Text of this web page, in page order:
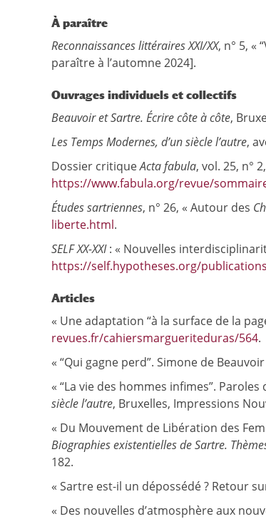
À paraître
Reconnaissances littérairesXXI/XX, n° 5, «
paraître à l’automne 2024].
Ouvrages individuels et collectifs
Beauvoir et Sartre. Écrire côte à côte,
Les Temps Modernes, d’un siècle l’autre,
Dossier critiqueActa fabula, vol. 25, n°
https://www.fabula.org/revue/
Études sartriennes, n° 26, « Autour des
liberte.html.
SELF XX-XXI: « Nouvelles
https://self.hypotheses.org/
Articles
« Une adaptation “à la surface de la
revues.fr/cahiersmargueriteduras/564.
« “Qui gagne perd”. Simone de
« “La vie des hommes infimes”. Paroles
siècle l’autre, Bruxelles, Impressions
« Du Mouvement de Libération des
Biographies existentielles de Sartre.
182.
« Sartre est-il un dépossédé ? Retour
« Des nouvelles d’atmosphère aux